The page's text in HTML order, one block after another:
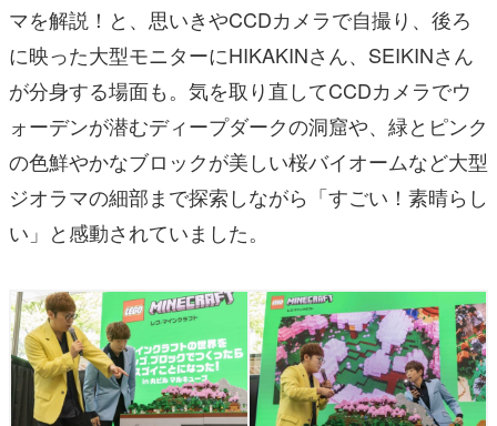
マを解説！と、思いきやCCDカメラで自撮り、後ろ
に映った大型モニターにHIKAKINさん、SEIKINさん
が分身する場面も。気を取り直してCCDカメラでウ
ォーデンが潜むディープダークの洞窟や、緑とピンク
の色鮮やかなブロックが美しい桜バイオームなど大型
ジオラマの細部まで探索しながら「すごい！素晴らし
い」と感動されていました。